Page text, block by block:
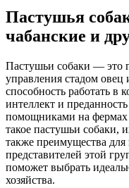
Пастушья
чабанские и
Пастушьи собаки — это
управления стадом
способность работать в
интеллект и
помощниками на фермах
такое пастушьи собаки,
также преимущества
представителей этой
поможет выбрать
хозяйства.